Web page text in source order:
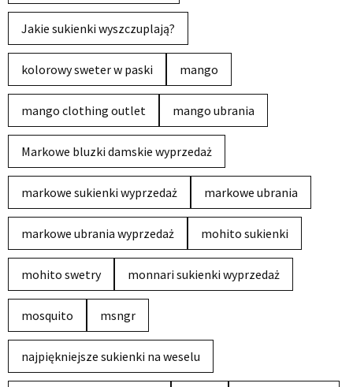
Jakie sukienki wyszczuplają?
kolorowy sweter w paski mango
mango clothing outlet mango ubrania
Markowe bluzki damskie wyprzedaż
markowe sukienki wyprzedaż markowe ubrania
markowe ubrania wyprzedaż mohito sukienki
mohito swetry monnari sukienki wyprzedaż
mosquito msngr
najpiękniejsze sukienki na weselu